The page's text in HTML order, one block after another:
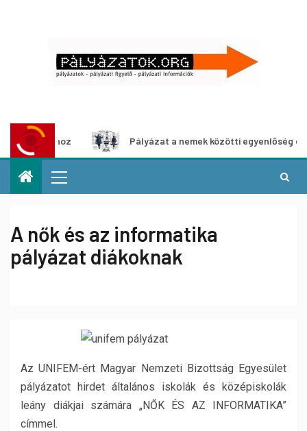
Pályázat a nemek közötti egyenlőség európai
A nők és az informatika
pályázat diákoknak
Az UNIFEM-ért Magyar Nemzeti Bizottság Egyesület
pályázatot hirdet általános iskolák és középiskolák
leány diákjai számára „NŐK ÉS AZ INFORMATIKA”
címmel.